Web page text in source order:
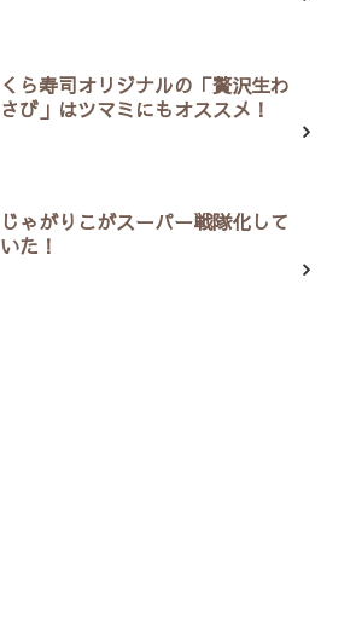
くら寿司オリジナルの「贅沢生わ
さび」はツマミにもオススメ！
じゃがりこがスーパー戦隊化して
いた！